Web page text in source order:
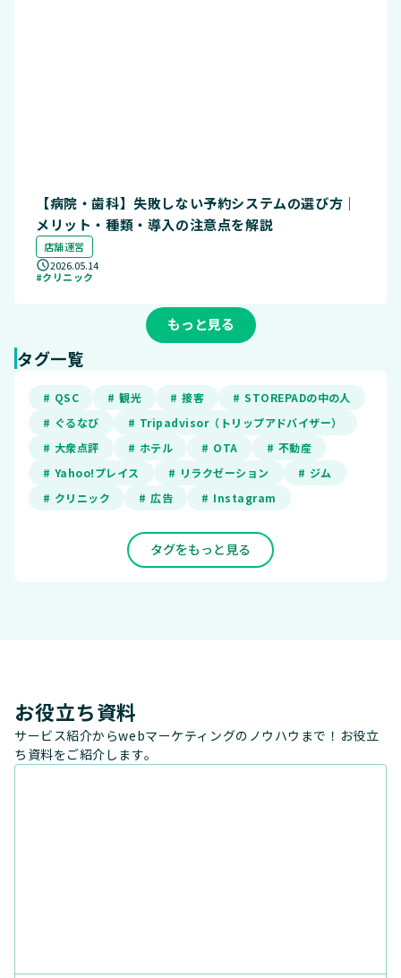
【病院・歯科】失敗しない予約システムの選び方｜
メリット・種類・導入の注意点を解説
店舗運営
2026.05.14
#クリニック
もっと見る
タグ一覧
# QSC # 観光 # 接客
# STOREPADの中の人
# ぐるなび
# Tripadvisor（トリップアドバイザー）
# 大衆点評
# ホテル # OTA
# 不動産
# Yahoo!プレイス
# リラクゼーション
# ジム
# クリニック
# 広告 # Instagram
タグをもっと見る
お役立ち資料
サービス紹介からwebマーケティングのノウハウまで！お役立
ち資料をご紹介します。